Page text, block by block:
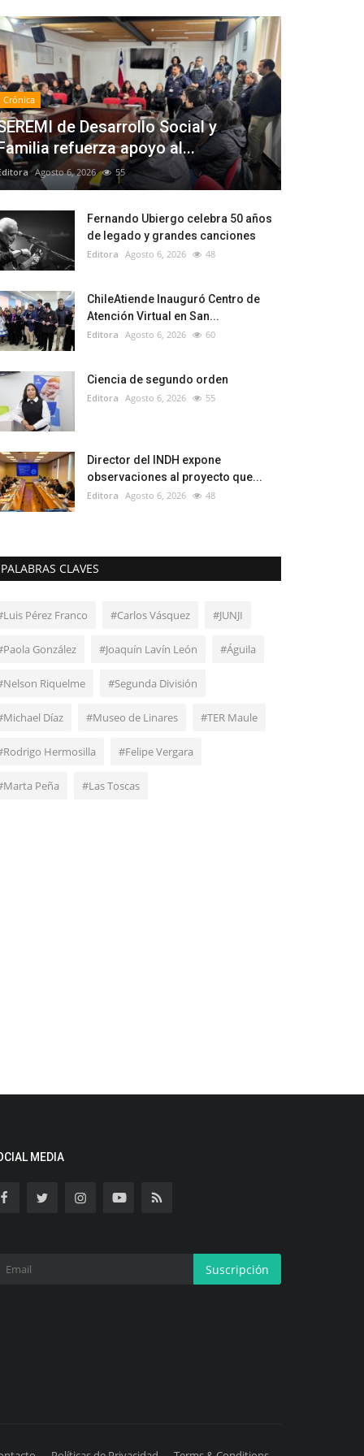
Crónica
de Desarrollo Social y
refuerza apoyo al...
Agosto 6, 2026 55
Fernando Ubiergo celebra 50 años
de legado y grandes canciones
Editora Agosto 6, 2026 48
ChileAtiende Inauguró Centro de
Atención Virtual en San...
Editora Agosto 6, 2026 60
Ciencia de segundo orden
Editora Agosto 6, 2026 55
Director del INDH expone
observaciones al proyecto que...
Editora Agosto 6, 2026 48
PALABRAS CLAVES
Pérez Franco #Carlos Vásquez #JUNJI
González #Joaquín Lavín León #Águila
Riquelme #Segunda División
Díaz #Museo de Linares #TER Maule
Hermosilla #Felipe Vergara
Peña #Las Toscas
MEDIA
Suscripción